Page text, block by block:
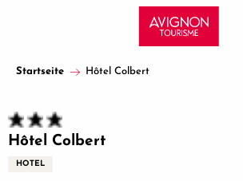
principal
Startseite Hôtel Colbert
Hôtel Colbert
HOTEL